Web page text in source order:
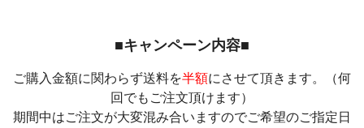
■キャンペーン内容■
ご購入金額に関わらず送料を半額にさせて頂きます。（何
回でもご注文頂けます）
期間中はご注文が大変混み合いますのでご希望のご指定日